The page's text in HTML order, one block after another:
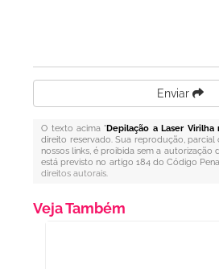
Enviar
O texto acima "Depilação a Laser Virilha
direito reservado. Sua reprodução,
nossos links, é proibida sem a autorização
está previsto no artigo 184 do Código
direitos autorais.
Veja Também